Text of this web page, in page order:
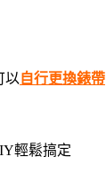
以 自行更換錶帶
輕鬆搞定